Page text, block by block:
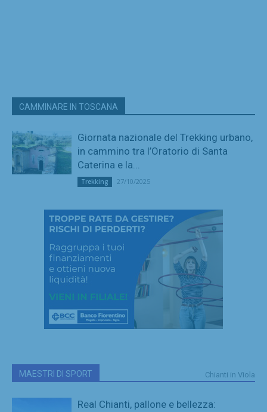
CAMMINARE IN TOSCANA
Giornata nazionale del Trekking urbano,
in cammino tra l’Oratorio di Santa
Caterina e la...
Trekking 27/10/2025
MAESTRI DI SPORT Chianti in Viola
Real Chianti, pallone e bellezza: